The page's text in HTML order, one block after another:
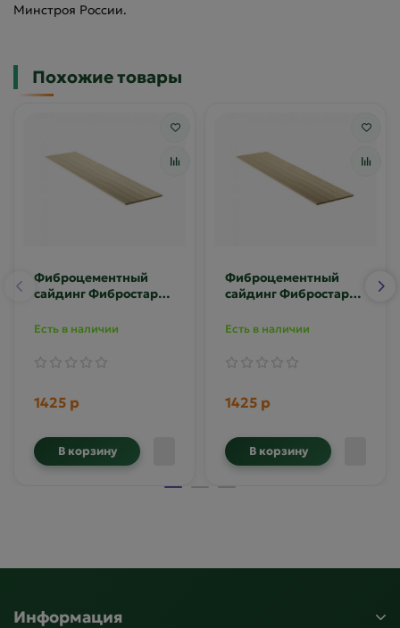
Минстроя России.
Похожие товары
Фиброцементный
сайдинг Фибростар
кость
Есть в наличии
1425 р
В корзину
Фиброцементный
сайдинг Фибростар
Насыщенный
Есть в наличии
1425 р
В корзину
Информация